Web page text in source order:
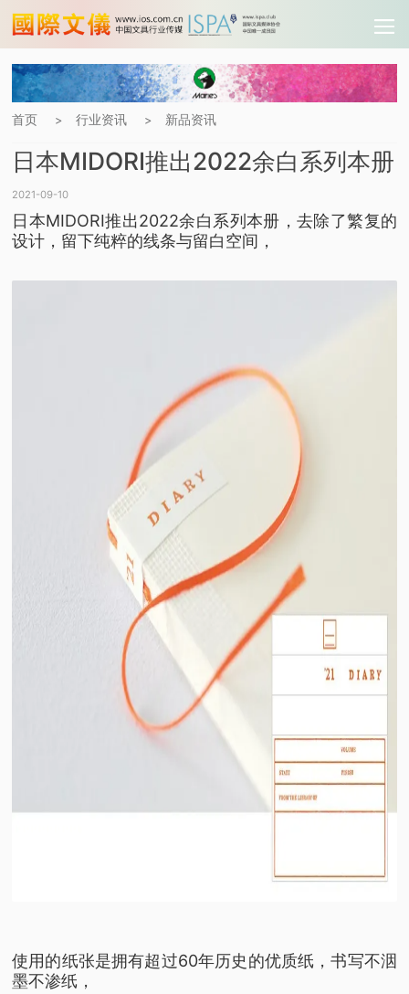
首页 > 行业资讯 > 新品资讯
日本MIDORI推出2022余白系列本册
2021-09-10
日本MIDORI推出2022余白系列本册，去除了繁复的
设计，留下纯粹的线条与留白空间，
使用的纸张是拥有超过60年历史的优质纸，书写不洇
墨不渗纸，